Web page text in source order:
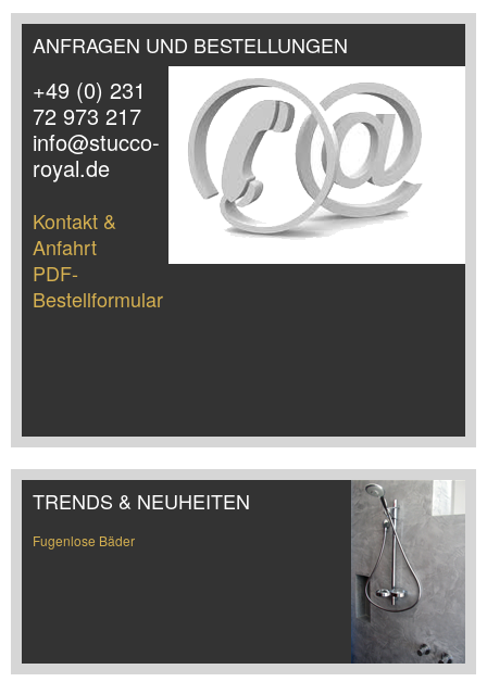
ANFRAGEN UND BESTELLUNGEN
+49 (0) 231
72 973 217
info@stucco-
royal.de
Kontakt &
Anfahrt
PDF-
Bestellformular
TRENDS & NEUHEITEN
Fugenlose Bäder